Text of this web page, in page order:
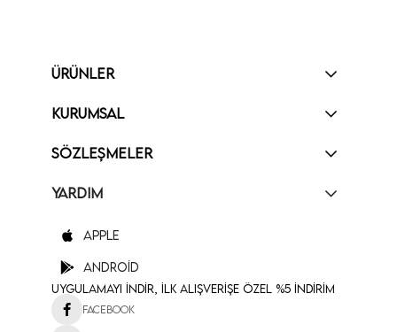
ÜRÜNLER
KURUMSAL
SÖZLEŞMELER
YARDIM
Apple
Android
Uygulamayı İndir, İlk Alışverişe Özel %5 İndirim
Facebook